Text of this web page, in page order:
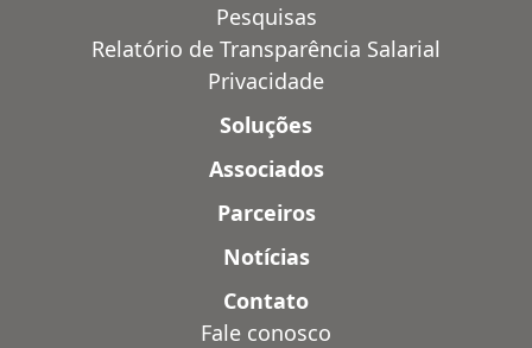
Pesquisas
Relatório de Transparência Salarial
Privacidade
Soluções
Associados
Parceiros
Notícias
Contato
Fale conosco